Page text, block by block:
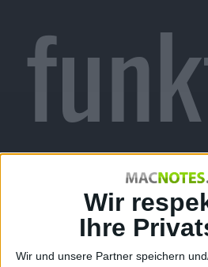
Wir
Ihre
Wir und unsere Partner speichern
n in